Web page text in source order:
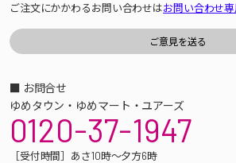
ご注文にかかわるお問い合わせはお問い合わせ
■ お問合せ
ゆめタウン・ゆめマート・ユアーズ
0120-37-1947
［受付時間］あさ10時～夕方6時